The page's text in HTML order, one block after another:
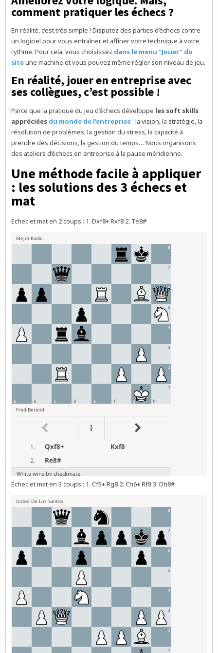
comment pratiquer les échecs ?
En réalité, c’est très simple ! Disputez des parties d’échecs contre
un logiciel pour vous entraîner et affiner votre technique à votre
rythme. Pour cela, vous choisissez dans le menu “Jouer” du
siteune machine et vous pouvez même régler son niveau de jeu.
En réalité, jouer en entreprise avec
ses collègues, c’est possible !
Parce que la pratique du jeu d’échecs développe les soft skills
appréciées du monde de l’entreprise : la vision, la stratégie, la
résolution de problèmes, la gestion du stress, la capacité à
prendre des décisions, la gestion du temps… Nous organisons
des ateliers d’échecs en entreprise à la pause méridienne.
Une méthode facile à appliquer
: les solutions des 3 échecs et
mat
Échec et mat en 2 coups : 1. Dxf8+ Rxf8 2. Te8#
Échec et mat en 3 coups : 1. Cf5+ Rg8 2. Ch6+ Rf8 3. Dh8#